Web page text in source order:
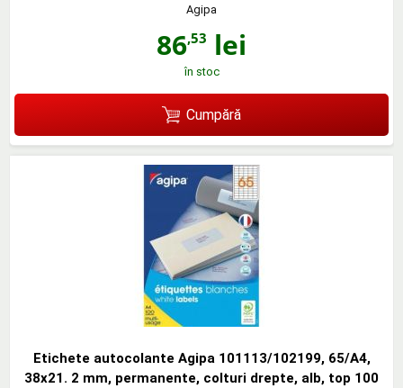
Agipa
86,53 lei
în stoc
Cumpără
Etichete autocolante Agipa 101113/102199, 65/A4,
38x21. 2 mm, permanente, colturi drepte, alb, top 100